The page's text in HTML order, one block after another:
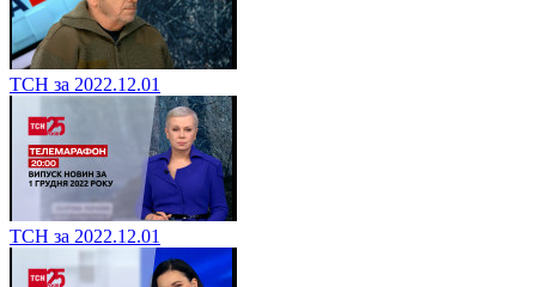
ТСН за 2022.12.01
ТСН за 2022.12.01